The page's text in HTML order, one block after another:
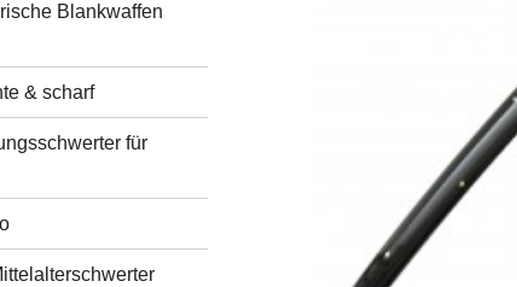
Blankwaffen
& scharf
für